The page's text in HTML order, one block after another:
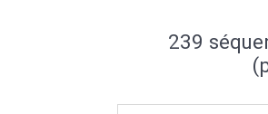
239